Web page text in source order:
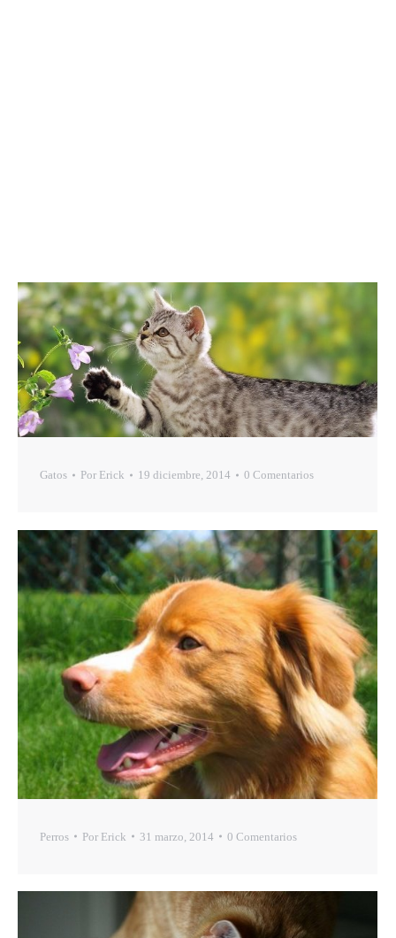
Gatos Por Erick 19 diciembre, 2014 0 Comentarios
Perros Por Erick 31 marzo, 2014 0 Comentarios